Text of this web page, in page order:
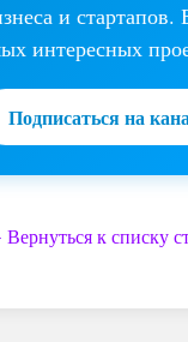
и стартапов.
интересных
Подписаться на
к списку